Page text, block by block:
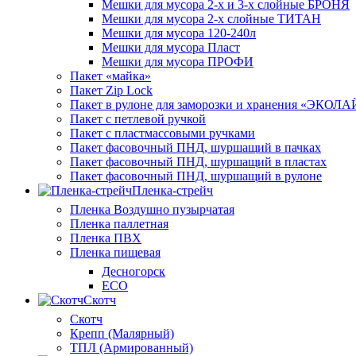
Мешки для мусора 2-х и 3-х слойные БРОНЯ
Мешки для мусора 2-х слойные ТИТАН
Мешки для мусора 120-240л
Мешки для мусора Пласт
Мешки для мусора ПРОФИ
Пакет «майка»
Пакет Zip Lock
Пакет в рулоне для заморозки и хранения
Пакет с петлевой ручкой
Пакет с пластмассовыми ручками
Пакет фасовочный ПНД, шуршащий в пачках
Пакет фасовочный ПНД, шуршащий в пластах
Пакет фасовочный ПНД, шуршащий в рулоне
Пленка-стрейч
Пленка Воздушно пузырчатая
Пленка паллетная
Пленка ПВХ
Пленка пищевая
Десногорск
ECO
Скотч
Скотч
Крепп (Малярный)
ТПЛ (Армированный)